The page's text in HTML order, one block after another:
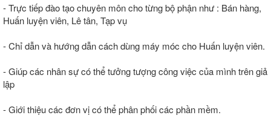
- Trực tiếp đào tạo chuyên môn cho từng bộ phận như : Bán hàng,
Huấn luyện viên, Lê tân, Tạp vụ
- Chỉ dẫn và hướng dẫn cách dùng máy móc cho Huấn luyện viên.
- Giúp các nhân sự có thể tưởng tượng công việc của mình trên giả
lập
- Giới thiệu các đơn vị có thể phân phối các phần mềm.